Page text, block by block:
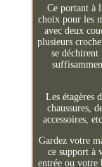
Ce portant à
choix pour les
avec deux
plusieurs
se
Les étagères
chaussures,
accessoires,
Gardez votre
ce support à
entrée ou votre